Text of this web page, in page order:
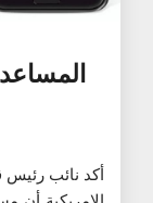
أكد نائب